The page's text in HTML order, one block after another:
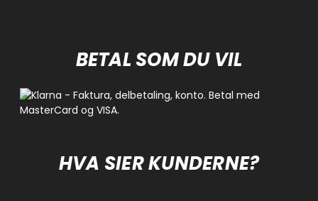
BETAL SOM DU VIL
HVA SIER KUNDERNE?